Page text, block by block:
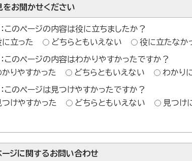
をお聞かせください
このページの内容は役に立ちましたか？
に立った
どちらともいえない 役に立たなか
このページの内容はわかりやすかったですか？
かりやすかった
どちらともいえない わかり
このページは見つけやすかったですか？
つけやすかった
どちらともいえない 見つけ
ージに関するお問い合わせ